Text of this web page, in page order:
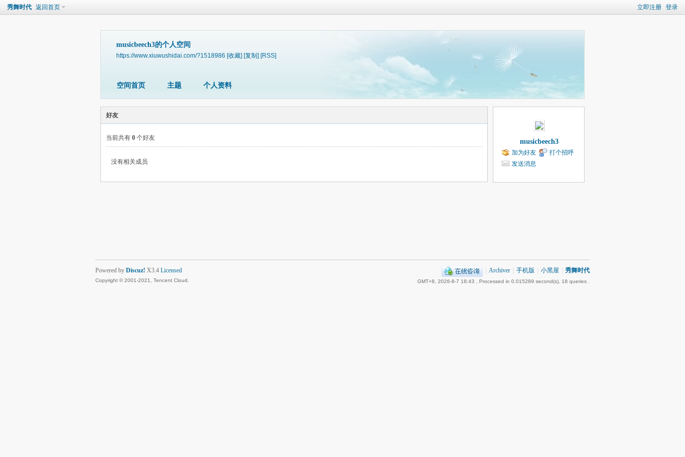
立即注册 登录
秀舞时代 返回首页
musicbeech3的个人空间
https://www.xiuwushidai.com/?1518986 [收藏] [复制] [RSS]
空间首页 主题 个人资料
好友
当前共有 0 个好友
没有相关成员
musicbeech3
加为好友
打个招呼
发送消息
Archiver 手机版 小黑屋 秀舞时代
GMT+8, 2026-8-7 18:43 , Processed in 0.015289 second(s), 18 queries .
Powered by Discuz! X3.4 Licensed
Copyright © 2001-2021, Tencent Cloud.